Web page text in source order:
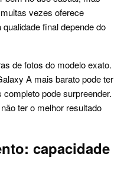
vezes oferece
final depende do
de fotos do modelo exato.
A mais barato pode ter
pode surpreender.
ter o melhor resultado
capacidade